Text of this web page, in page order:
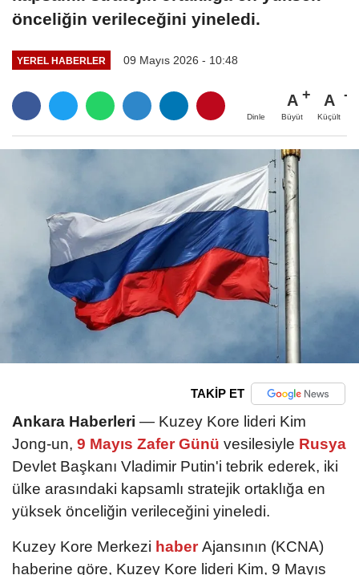
önceliğin verileceğini yineledi.
YEREL HABERLER 09 Mayıs 2026 - 10:48
Dinle
A
Büyüt
A
Küçült
TAKİP ET
Ankara Haberleri — Kuzey Kore lideri Kim
Jong-un, 9 Mayıs Zafer Günü vesilesiyle Rusya
Devlet Başkanı Vladimir Putin'i tebrik ederek, iki
ülke arasındaki kapsamlı stratejik ortaklığa en
yüksek önceliğin verileceğini yineledi.
Kuzey Kore Merkezi haberAjansının (KCNA)
haberine göre, Kuzey Kore lideri Kim, 9 Mayıs